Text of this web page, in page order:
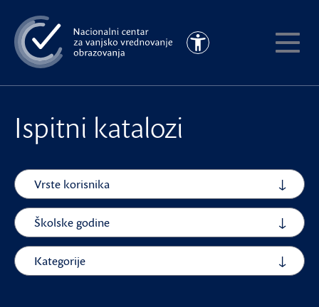
na
glavni
sadržaj
Pristupačnost
Ispitni katalozi
Vrste korisnika
Školske godine
Kategorije